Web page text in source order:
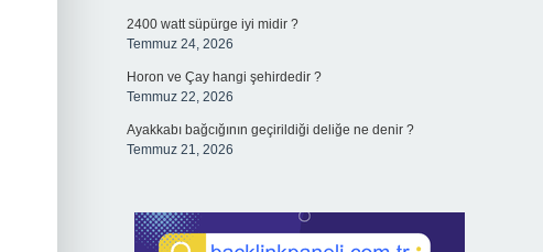
2400 watt süpürge iyi midir ?
Temmuz 24, 2026
Horon ve Çay hangi şehirdedir ?
Temmuz 22, 2026
Ayakkabı bağcığının geçirildiği deliğe ne denir ?
Temmuz 21, 2026